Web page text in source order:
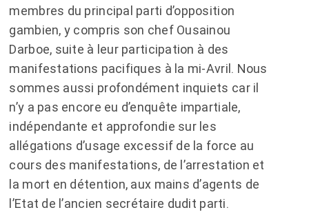
membres du principal parti d’opposition
gambien, y compris son chef Ousainou
Darboe, suite à leur participation à des
manifestations pacifiques à la mi-Avril. Nous
sommes aussi profondément inquiets car il
n’y a pas encore eu d’enquête impartiale,
indépendante et approfondie sur les
allégations d’usage excessif de la force au
cours des manifestations, de l’arrestation et
la mort en détention, aux mains d’agents de
l’Etat de l’ancien secrétaire dudit parti.